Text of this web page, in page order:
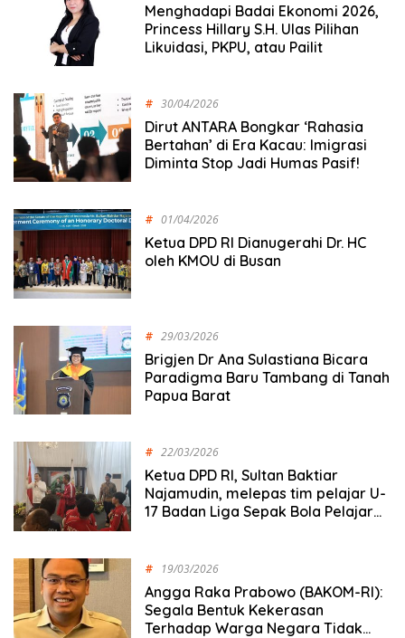
Menghadapi Badai Ekonomi 2026,
Princess Hillary S.H. Ulas Pilihan
Likuidasi, PKPU, atau Pailit
# 30/04/2026
Dirut ANTARA Bongkar ‘Rahasia
Bertahan’ di Era Kacau: Imigrasi
Diminta Stop Jadi Humas Pasif!
# 01/04/2026
Ketua DPD RI Dianugerahi Dr. HC
oleh KMOU di Busan
# 29/03/2026
Brigjen Dr Ana Sulastiana Bicara
Paradigma Baru Tambang di Tanah
Papua Barat
# 22/03/2026
Ketua DPD RI, Sultan Baktiar
Najamudin, melepas tim pelajar U-
17 Badan Liga Sepak Bola Pelajar
# 19/03/2026
Angga Raka Prabowo (BAKOM-RI):
Segala Bentuk Kekerasan
Terhadap Warga Negara Tidak